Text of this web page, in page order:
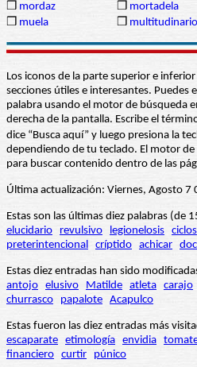
❒ mordaz ❒ mortadela
❒ muela ❒ multitudinario
Los iconos de la parte superior e
secciones útiles e interesantes. Puedes
palabra usando el motor de búsqueda
derecha de la pantalla. Escribe el
dice “Busca aquí” y luego presiona la
dependiendo de tu teclado. El motor
para buscar contenido dentro de las
Última actualización: Viernes, Agosto 7
Estas son las últimas diez palabras (de
elucidario
revulsivo legionelosis
preterintencional críptido achicar
Estas diez entradas han sido
antojo elusivo Matilde atleta carajo
churrasco
papalote Acapulco
Estas fueron las diez entradas más
escaparate etimología envidia
financiero curtir púnico